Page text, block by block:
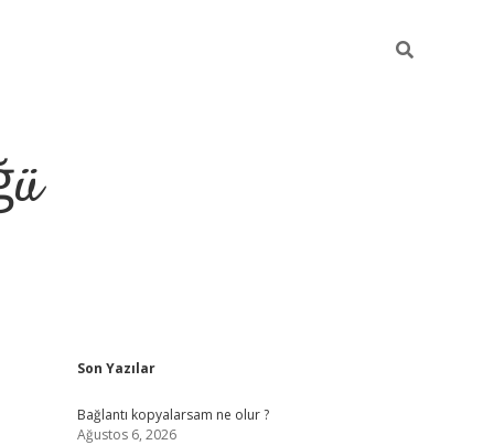
Sidebar
Son Yazılar
Bağlantı kopyalarsam ne olur ?
Ağustos 6, 2026